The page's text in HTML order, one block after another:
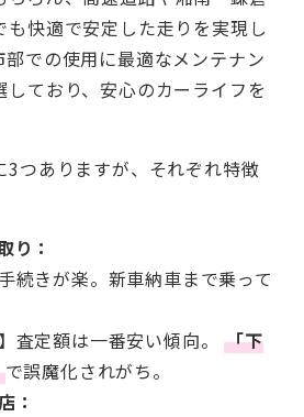
も快適で安定した走りを実現し
部での使用に最適なメンテナン
しており、安心のカーライフを
3つありますが、それぞれ特徴
り：
続きが楽。新車納車まで乗って
査定額は一番安い傾向。「下
で誤魔化されがち。
：